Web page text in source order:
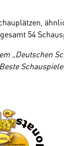
54
„Deutschen